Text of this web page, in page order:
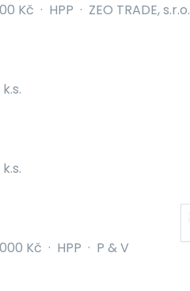
Kč · HPP · ZEO TRADE, s.r.o.
Kč · HPP · P & V